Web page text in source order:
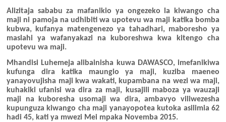
Alizitaja sababu za mafanikio ya ongezeko la kiwango cha
maji ni pamoja na udhibiti wa upotevu wa maji katika bomba
kubwa, kufanya matengenezo ya tahadhari, maboresho ya
maslahi ya wafanyakazi na kuboreshwa kwa kitengo cha
upotevu wa maji.
Mhandisi Luhemeja alibainisha kuwa DAWASCO, imefanikiwa
kufunga dira katika maungio ya maji, kuziba maeneo
yanayovujisha maji kwa wakati, kupambana na wezi wa maji,
kuhakiki ufanisi wa dira za maji, kusajili maboza ya wauzaji
maji na kuboresha usomaji wa dira, ambavyo viliwezesha
kupunguza kiwango cha maji yanayopotea kutoka asilimia 62
hadi 45, kati ya mwezi Mei mpaka Novemba 2015.